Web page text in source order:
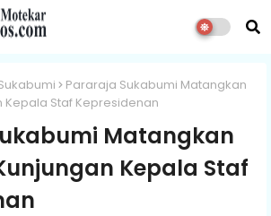
Pararaja Sukabumi Matangkan
Kepala Staf Kepresidenan
Matangkan
Kepala Staf